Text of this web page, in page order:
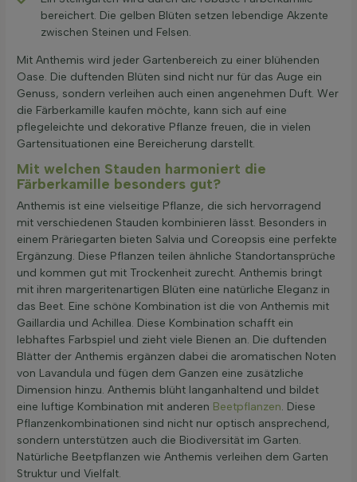
bereichert. Die gelben Blüten setzen lebendige Akzente
zwischen Steinen und Felsen.
Mit Anthemis wird jeder Gartenbereich zu einer blühenden
Oase. Die duftenden Blüten sind nicht nur für das Auge ein
Genuss, sondern verleihen auch einen angenehmen Duft. Wer
die Färberkamille kaufen möchte, kann sich auf eine
pflegeleichte und dekorative Pflanze freuen, die in vielen
Gartensituationen eine Bereicherung darstellt.
Mit welchen Stauden harmoniert die
Färberkamille besonders gut?
Anthemis ist eine vielseitige Pflanze, die sich hervorragend
mit verschiedenen Stauden kombinieren lässt. Besonders in
einem Präriegarten bieten Salvia und Coreopsis eine perfekte
Ergänzung. Diese Pflanzen teilen ähnliche Standortansprüche
und kommen gut mit Trockenheit zurecht. Anthemis bringt
mit ihren margeritenartigen Blüten eine natürliche Eleganz in
das Beet. Eine schöne Kombination ist die von Anthemis mit
Gaillardia und Achillea. Diese Kombination schafft ein
lebhaftes Farbspiel und zieht viele Bienen an. Die duftenden
Blätter der Anthemis ergänzen dabei die aromatischen Noten
von Lavandula und fügen dem Ganzen eine zusätzliche
Dimension hinzu. Anthemis blüht langanhaltend und bildet
eine luftige Kombination mit anderen Beetpflanzen. Diese
Pflanzenkombinationen sind nicht nur optisch ansprechend,
sondern unterstützen auch die Biodiversität im Garten.
Natürliche Beetpflanzen wie Anthemis verleihen dem Garten
Struktur und Vielfalt.